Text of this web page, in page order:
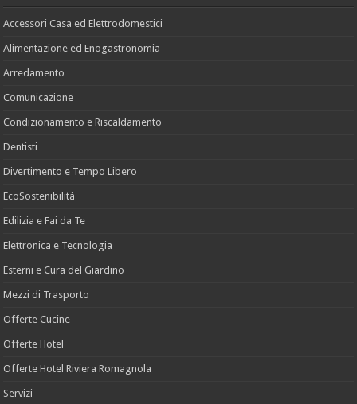
Accessori Casa ed Elettrodomestici
Alimentazione ed Enogastronomia
Arredamento
Comunicazione
Condizionamento e Riscaldamento
Dentisti
Divertimento e Tempo Libero
EcoSostenibilità
Edilizia e Fai da Te
Elettronica e Tecnologia
Esterni e Cura del Giardino
Mezzi di Trasporto
Offerte Cucine
Offerte Hotel
Offerte Hotel Riviera Romagnola
Servizi